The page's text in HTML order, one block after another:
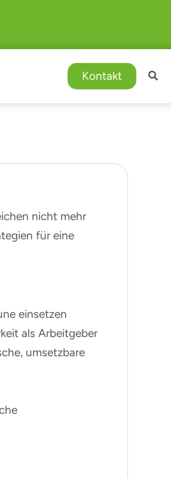
Kontakt
nicht mehr
für eine
einsetzen
als Arbeitgeber
umsetzbare